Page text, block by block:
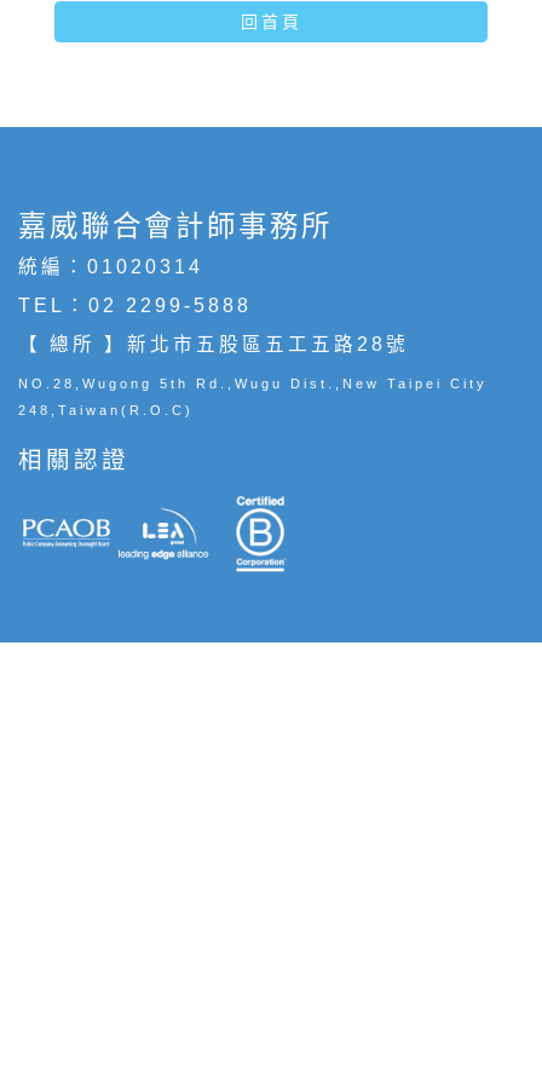
回首頁
嘉威聯合會計師事務所
統編：01020314
TEL： 02 2299-5888
【 總所 】新北市五股區五工五路28號
NO.28,Wugong 5th Rd.,Wugu Dist.,New Taipei City
248,Taiwan(R.O.C)
相關認證